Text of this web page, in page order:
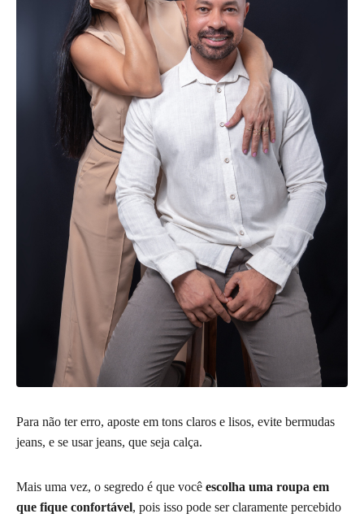
Para não ter erro, aposte em tons claros e lisos, evite bermudas
jeans, e se usar jeans, que seja calça.
Mais uma vez, o segredo é que você escolha uma roupa em
que fique confortável, pois isso pode ser claramente percebido